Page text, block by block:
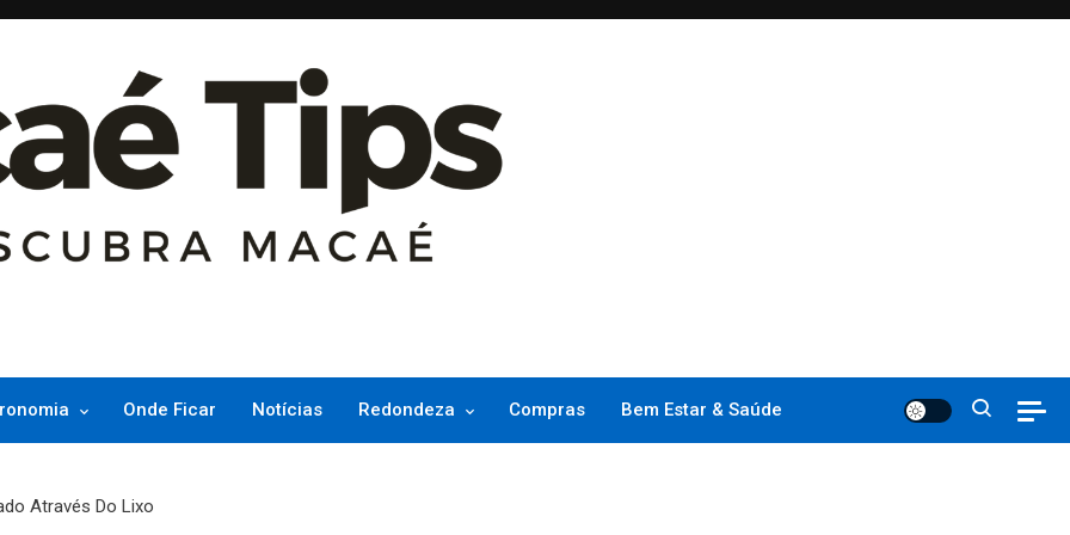
Onde Ficar Notícias Redondeza Compras Bem Estar & Saúde
Através Do Lixo